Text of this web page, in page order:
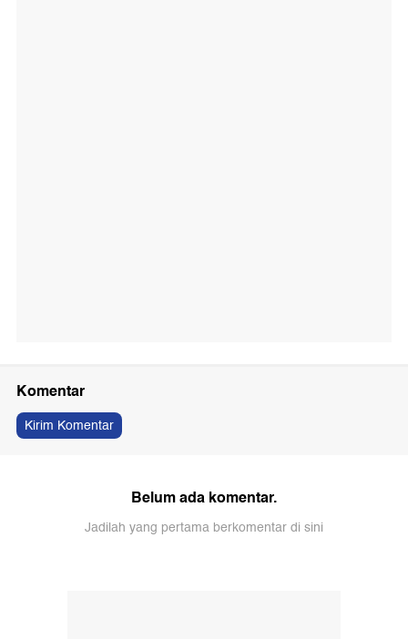
Komentar
Kirim Komentar
Belum ada komentar.
Jadilah yang pertama berkomentar di sini